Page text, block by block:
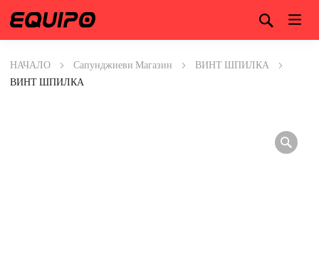
НАЧАЛО Сапунджиеви Магазин
ВИНТ ШПИЛКА
ВИНТ ШПИЛКА